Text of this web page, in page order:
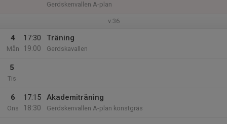
Gerdskenvallen A-plan
v.36
4
Mån
17:30
19:00
Träning
Gerdskavallen
5
Tis
6
Ons
17:15
18:30
Akademiträning
Gerdskenvallen A-plan konstgräs